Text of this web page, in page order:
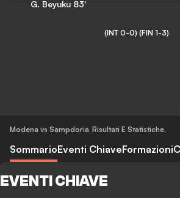
G. Beyuku 83'
(INT 0-0) (FIN 1-3)
Modena vs Sampdoria Risultati E Statistiche,
SommarioEventi ChiaveFormazioni
EVENTI CHIAVE